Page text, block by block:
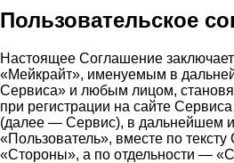
Пользовательское
Настоящее Соглашение
«Мейкрайт», именуемым в
Сервиса» и любым лицом,
при регистрации на сайте
(далее — Сервис), в дальнейшем
«Пользователь», вместе по
«Стороны», а по отдельности —